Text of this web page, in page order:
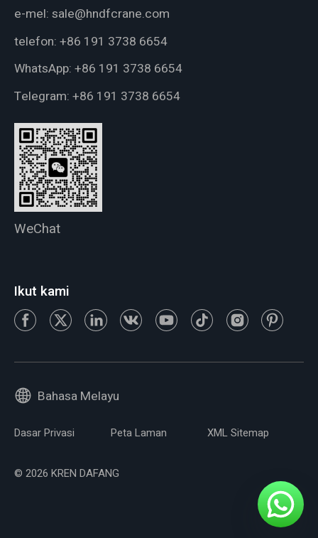
e-mel: sale@hndfcrane.com
telefon: +86 191 3738 6654
WhatsApp: +86 191 3738 6654
Telegram: +86 191 3738 6654
WeChat
Ikut kami
Bahasa Melayu
Dasar Privasi Peta Laman XML Sitemap
© 2026 KREN DAFANG